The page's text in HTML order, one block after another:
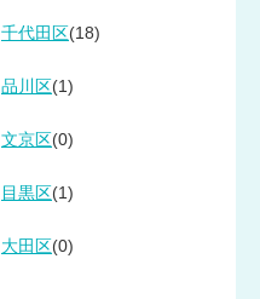
千代田区 (18)
品川区 (1)
文京区 (0)
目黒区 (1)
大田区 (0)